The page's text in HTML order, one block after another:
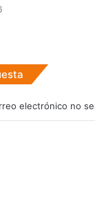
electrónico no